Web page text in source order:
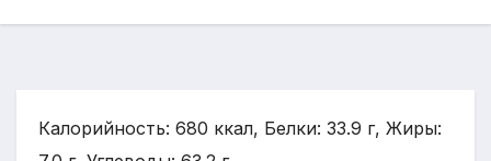
Калорийность: 680 ккал, Белки: 33.9 г, Жиры: